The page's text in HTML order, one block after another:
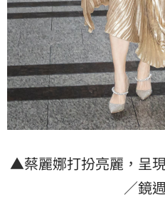
▲蔡麗娜打扮亮麗，呈
／鏡